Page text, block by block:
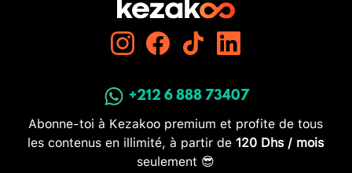
+212 6 888 73407
Abonne-toi à Kezakoo premium et profite de tous
les contenus en illimité, à partir de 120 Dhs / mois
seulement 😎